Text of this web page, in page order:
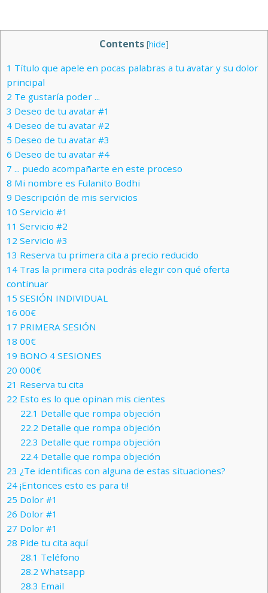
Contents [hide]
1 Título que apele en pocas palabras a tu avatar y su dolor
principal
2 Te gustaría poder ...
3 Deseo de tu avatar #1
4 Deseo de tu avatar #2
5 Deseo de tu avatar #3
6 Deseo de tu avatar #4
7 ... puedo acompañarte en este proceso
8 Mi nombre es Fulanito Bodhi
9 Descripción de mis servicios
10 Servicio #1
11 Servicio #2
12 Servicio #3
13 Reserva tu primera cita a precio reducido
14 Tras la primera cita podrás elegir con qué oferta
continuar
15 SESIÓN INDIVIDUAL
16 00€
17 PRIMERA SESIÓN
18 00€
19 BONO 4 SESIONES
20 000€
21 Reserva tu cita
22 Esto es lo que opinan mis cientes
22.1 Detalle que rompa objeción
22.2 Detalle que rompa objeción
22.3 Detalle que rompa objeción
22.4Detalle que rompa objeción
23 ¿Te identificas con alguna de estas situaciones?
24 ¡Entonces esto es para ti!
25 Dolor #1
26 Dolor #1
27 Dolor #1
28 Pide tu cita aquí
28.1 Teléfono
28.2 Whatsapp
28.3 Email